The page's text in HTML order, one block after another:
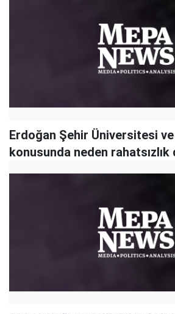
Erdoğan Şehir Üniversitesi
konusunda neden rahatsızlık